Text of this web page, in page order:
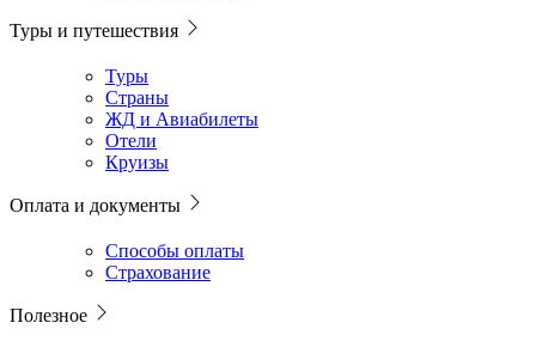
Туры и путешествия
Туры
Страны
ЖД и Авиабилеты
Отели
Круизы
Оплата и документы
Способы оплаты
Страхование
Полезное